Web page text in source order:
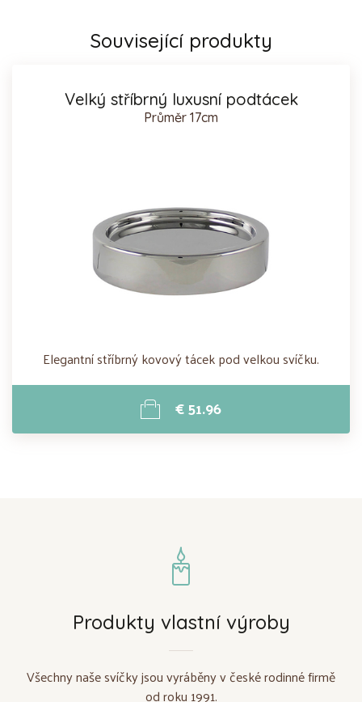
Související produkty
Velký stříbrný luxusní podtácek
Průměr 17cm
Elegantní stříbrný kovový tácek pod velkou svíčku.
€ 51.96
Produkty vlastní výroby
Všechny naše svíčky jsou vyráběny v české rodinné firmě
od roku 1991.